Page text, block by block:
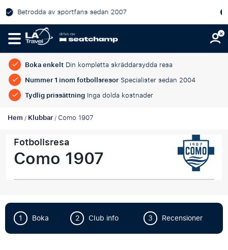
Officiella matchbiljetter med utmärkta platser –
garanterade
Boka enkeltDin kompletta skräddarsydda resa
Nummer 1 inom fotbollsresorSpecialister sedan 2004
Tydlig prissättningInga dolda kostnader
Hem/Klubbar/Como 1907
Fotbollsresa
Como 1907
1 Boka 2 Club info 3 Recensioner